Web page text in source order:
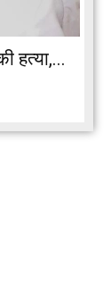
हत्या,...